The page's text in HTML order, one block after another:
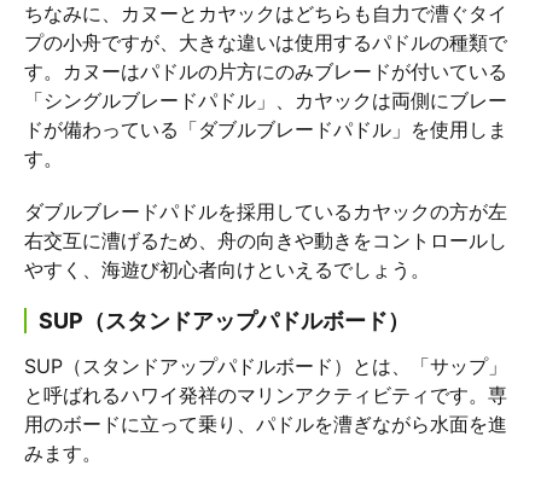
ちなみに、カヌーとカヤックはどちらも自力で漕ぐタイ
プの小舟ですが、大きな違いは使用するパドルの種類で
す。カヌーはパドルの片方にのみブレードが付いている
「シングルブレードパドル」、カヤックは両側にブレー
ドが備わっている「ダブルブレードパドル」を使用しま
す。
ダブルブレードパドルを採用しているカヤックの方が左
右交互に漕げるため、舟の向きや動きをコントロールし
やすく、海遊び初心者向けといえるでしょう。
SUP（スタンドアップパドルボード）
SUP（スタンドアップパドルボード）とは、「サップ」
と呼ばれるハワイ発祥のマリンアクティビティです。専
用のボードに立って乗り、パドルを漕ぎながら水面を進
みます。